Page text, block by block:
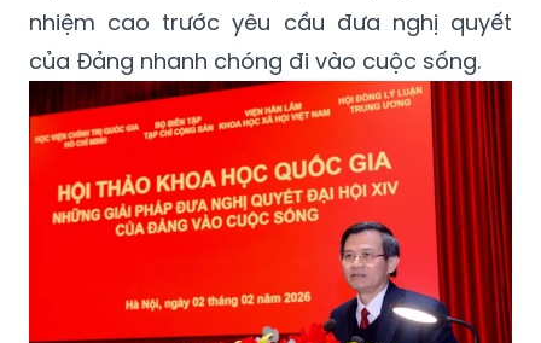
nhiệm cao trước yêu cầu đưa nghị quyết
của Đảng nhanh chóng đi vào cuộc sống.